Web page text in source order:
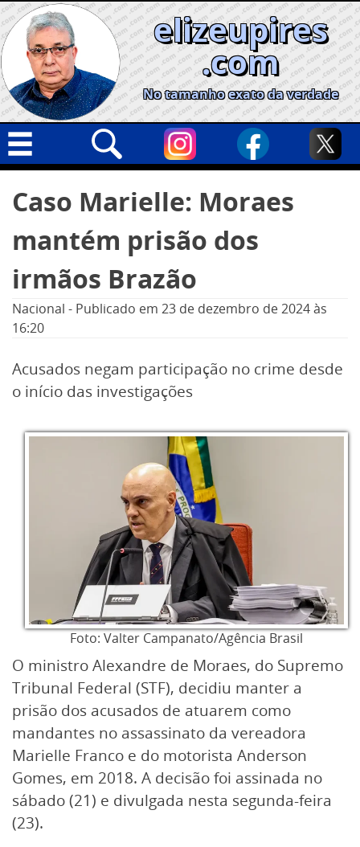
Skip
to
content
elizeupires
.com
No tamanho exato da verdade
Geral
Cidades
Política
Opinião
por:
Caso Marielle: Moraes
mantém prisão dos
irmãos Brazão
Nacional - Publicado em 23 de dezembro de 2024às
16:20
Acusados negam participação no crime desde
o início das investigações
Foto: Valter Campanato/Agência Brasil
O ministro Alexandre de Moraes, do Supremo
Tribunal Federal (STF), decidiu manter a
prisão dos acusados de atuarem como
mandantes no assassinato da vereadora
Marielle Franco e do motorista Anderson
Gomes, em 2018. A decisão foi assinada no
sábado (21) e divulgada nesta segunda-feira
(23).